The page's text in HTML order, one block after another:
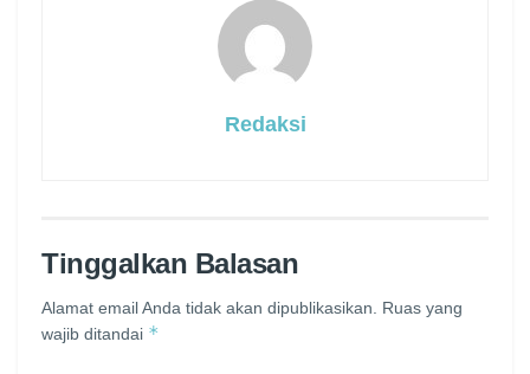
Redaksi
Tinggalkan Balasan
Alamat email Anda tidak akan dipublikasikan.
Ruas yang
wajib ditandai *